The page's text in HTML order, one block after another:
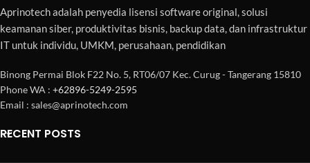
Aprinotech adalah penyedia lisensi software original, solusi
keamanan siber, produktivitas bisnis, backup data, dan infrastruktur
IT untuk individu, UMKM, perusahaan, pendidikan
Binong Permai Blok F22 No. 5, RT06/07 Kec. Curug - Tangerang 15810
Phone WA : +62896-5249-2595
Email : sales@aprinotech.com
RECENT POSTS